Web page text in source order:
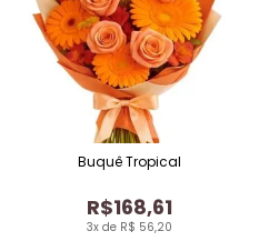
3x de R$ 56,20
R$168,61
Buquê Tropical